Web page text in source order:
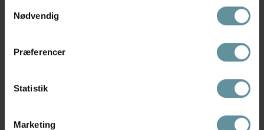
Nødvendig
Præferencer
Statistik
Marketing
499,00 kr